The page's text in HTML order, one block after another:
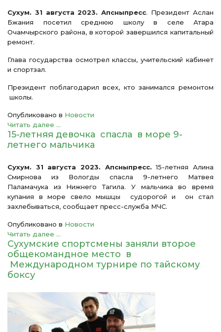
Сухум. 31 августа 2023. Апсныпресс. Президент Аслан
Бжания посетил среднюю школу в селе Атара
Очамчырского района, в которой завершился капитальный
ремонт.
Глава государства осмотрел классы, учительский кабинет
и спортзал.
Президент поблагодарил всех, кто занимался ремонтом
школы.
Опубликовано в Новости
Читать далее ...
15-летняя девочка спасла в море 9-
летнего мальчика
Сухум. 31 августа 2023. Апсныпресс.15-летняя Алина
Смирнова из Вологды спасла 9-летнего Матвея
Паламачука из Нижнего Тагила. У мальчика во время
купания в море свело мышцы судорогой и он стал
захлебываться, сообщает пресс-служба МЧС.
Опубликовано в Новости
Читать далее ...
Сухумские спортсмены заняли второе
общекомандное место в
Международном турнире по тайскому
боксу